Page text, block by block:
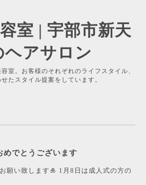
室 | 宇部市新天
ヘアサロン
室。お客様のそれぞれのライフスタイル、
たスタイル提案をしています。
めでとうございます
願い致します🎍 1月8日は成人式の方の